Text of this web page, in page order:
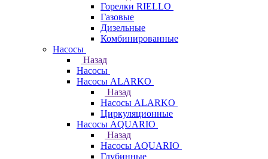
Горелки RIELLO
Газовые
Дизельные
Комбинированные
Насосы
Назад
Насосы
Насосы ALARKO
Назад
Насосы ALARKO
Циркуляционные
Насосы AQUARIO
Назад
Насосы AQUARIO
Глубинные